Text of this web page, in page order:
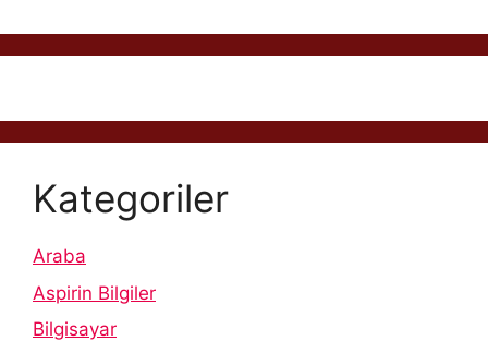
Kategoriler
Araba
Aspirin Bilgiler
Bilgisayar